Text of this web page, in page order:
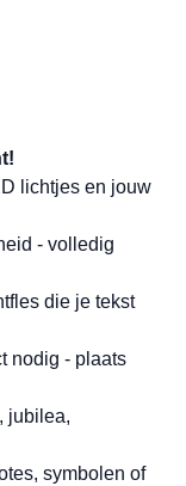
lichtjes en jouw
- volledig
die je tekst
nodig - plaats
jubilea,
symbolen of